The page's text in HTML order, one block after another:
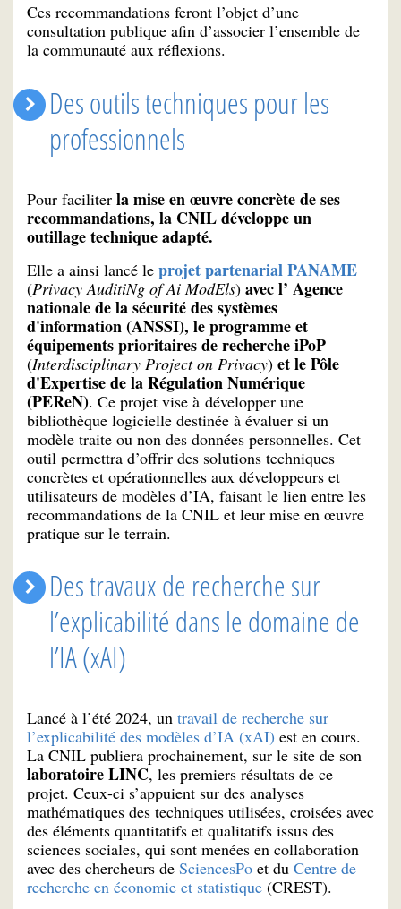
Ces recommandations feront l’objet d’une
consultation publique afin d’associer l’ensemble de
la communauté aux réflexions.
Des outils techniques pour les
professionnels
Pour faciliter la mise en œuvre concrète de ses
recommandations, la CNIL développe un
outillage technique adapté.
Elle a ainsi lancé le projet partenarial PANAME
(Privacy AuditiNg of Ai ModEls) avec l’ Agence
nationale de la sécurité des systèmes
d'information (ANSSI), le programme et
équipements prioritaires de recherche iPoP
(Interdisciplinary Project on Privacy) et le Pôle
d'Expertise de la Régulation Numérique
(PEReN). Ce projet vise à développer une
bibliothèque logicielle destinée à évaluer si un
modèle traite ou non des données personnelles. Cet
outil permettra d’offrir des solutions techniques
concrètes et opérationnelles aux développeurs et
utilisateurs de modèles d’IA, faisant le lien entre les
recommandations de la CNIL et leur mise en œuvre
pratique sur le terrain.
Des travaux de recherche sur
l’explicabilité dans le domaine de
l’IA (xAI)
Lancé à l’été 2024, un travail de recherche sur
l’explicabilité des modèles d’IA (xAI) est en cours.
La CNIL publiera prochainement, sur le site de son
laboratoire LINC, les premiers résultats de ce
projet. Ceux-ci s’appuient sur des analyses
mathématiques des techniques utilisées, croisées avec
des éléments quantitatifs et qualitatifs issus des
sciences sociales, qui sont menées en collaboration
avec des chercheurs de SciencesPo et du Centre de
recherche en économie et statistique (CREST).